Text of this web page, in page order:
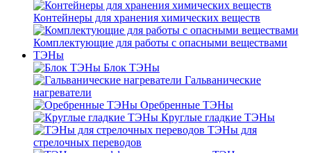
Контейнеры для хранения химических веществ
Комплектующие для работы с опасными веществами
ТЭНы
Блок ТЭНы
Гальванические
нагреватели
Оребренные ТЭНы
Круглые гладкие ТЭНы
ТЭНы для
стрелочных переводов